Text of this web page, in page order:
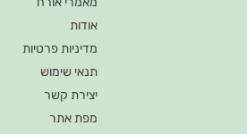
אודות
מדיניות פרטיות
תנאי שימוש
יצירת קשר
מפת אתר